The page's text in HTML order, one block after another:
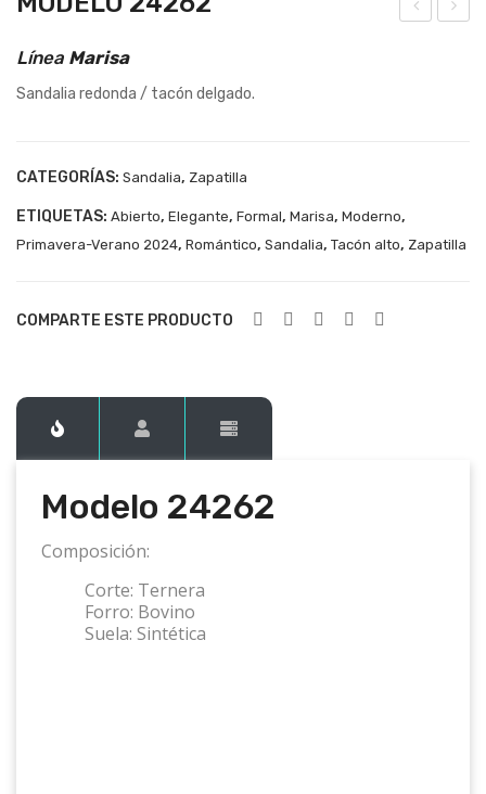
Línea Marisa
Sandalia redonda / tacón delgado.
CATEGORÍAS: Sandalia, Zapatilla
ETIQUETAS: Abierto, Elegante, Formal, Marisa, Moderno,
Primavera-Verano 2024, Romántico, Sandalia, Tacón alto, Zapatilla
COMPARTE ESTE PRODUCTO
Modelo 24262
Composición:
Corte: Ternera
Forro: Bovino
Suela: Sintética